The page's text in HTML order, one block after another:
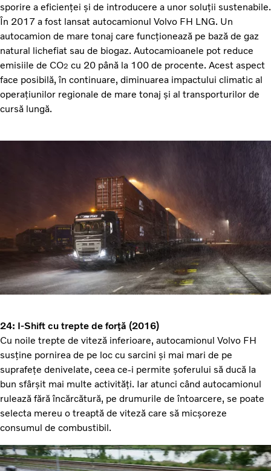
sporire a eficienței și de introducere a unor soluții sustenabile.
În 2017 a fost lansat autocamionul Volvo FH LNG. Un
autocamion de mare tonaj care funcționează pe bază de gaz
natural lichefiat sau de biogaz. Autocamioanele pot reduce
emisiile de CO2 cu 20 până la 100 de procente. Acest aspect
face posibilă, în continuare, diminuarea impactului climatic al
operațiunilor regionale de mare tonaj și al transporturilor de
cursă lungă.
24: I-Shift cu trepte de forță (2016)
Cu noile trepte de viteză inferioare, autocamionul Volvo FH
susține pornirea de pe loc cu sarcini și mai mari de pe
suprafețe denivelate, ceea ce-i permite șoferului să ducă la
bun sfârșit mai multe activități. Iar atunci când autocamionul
rulează fără încărcătură, pe drumurile de întoarcere, se poate
selecta mereu o treaptă de viteză care să micșoreze
consumul de combustibil.